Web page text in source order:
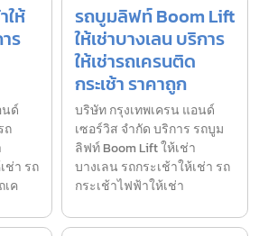
ให้
ร
นด์
ถ
ช่า รถ
ค
รถบูมลิฟท์ Boom Lift
ให้เช่าบางเลน บริการ
ให้เช่ารถเครนติด
กระเช้า ราคาถูก
บริษัท กรุงเทพเครน แอนด์
เซอร์วิส จำกัด บริการ รถบูม
ลิฟท์ Boom Lift ให้เช่า
บางเลน รถกระเช้าให้เช่า รถ
กระเช้าไฟฟ้าให้เช่า